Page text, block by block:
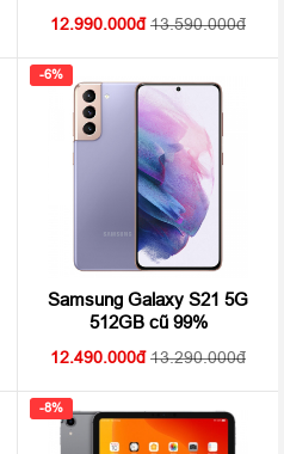
12.990.000 13.590.000
-6%
Samsung Galaxy S21 5G
512GB cũ 99%
12.490.000 13.290.000
-8%